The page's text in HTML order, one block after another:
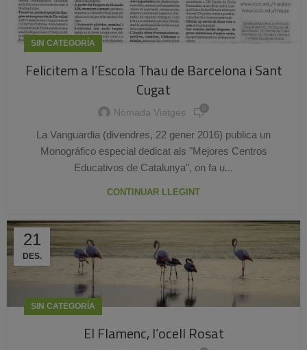
SIN CATEGORÍA
Felicitem a l’Escola Thau de Barcelona i Sant
Cugat
Nòmada Viatges
La Vanguardia (divendres, 22 gener 2016) publica un
Monográfico especial dedicat als "Mejores Centros
Educativos de Catalunya", on fa u...
CONTINUAR LLEGINT
21
DES.
SIN CATEGORÍA
El Flamenc, l’ocell Rosat